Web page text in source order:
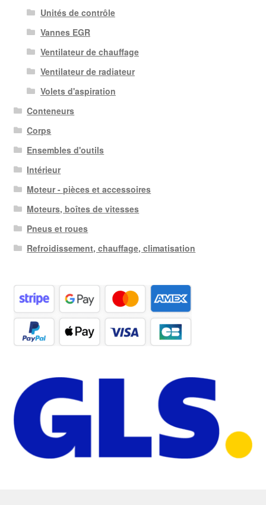
Unités de contrôle
Vannes EGR
Ventilateur de chauffage
Ventilateur de radiateur
Volets d'aspiration
Conteneurs
Corps
Ensembles d'outils
Intérieur
Moteur - pièces et accessoires
Moteurs, boîtes de vitesses
Pneus et roues
Refroidissement, chauffage, climatisation